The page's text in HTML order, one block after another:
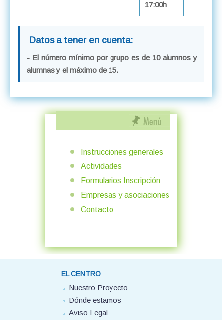
17:00h
Datos a tener en cuenta:
- El número mínimo por grupo es de 10 alumnos y
alumnas y el máximo de 15.
Instrucciones generales
Actividades
Formularios Inscripción
Empresas y asociaciones
Contacto
EL CENTRO
Nuestro Proyecto
Dónde estamos
Aviso Legal